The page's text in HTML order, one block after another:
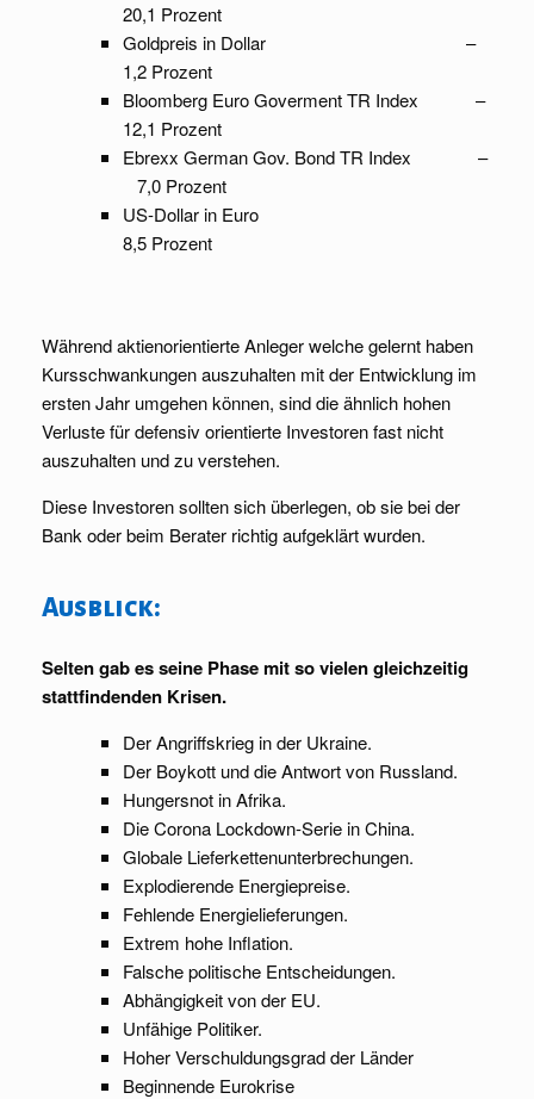
20,1 Prozent
Goldpreis in Dollar –
1,2 Prozent
Bloomberg Euro Goverment TR Index –
12,1 Prozent
Ebrexx German Gov. Bond TR Index –
7,0 Prozent
US-Dollar in Euro
8,5 Prozent
Während aktienorientierte Anleger welche gelernt haben
Kursschwankungen auszuhalten mit der Entwicklung im
ersten Jahr umgehen können, sind die ähnlich hohen
Verluste für defensiv orientierte Investoren fast nicht
auszuhalten und zu verstehen.
Diese Investoren sollten sich überlegen, ob sie bei der
Bank oder beim Berater richtig aufgeklärt wurden.
Ausblick:
Selten gab es seine Phase mit so vielen gleichzeitig
stattfindenden Krisen.
Der Angriffskrieg in der Ukraine.
Der Boykott und die Antwort von Russland.
Hungersnot in Afrika.
Die Corona Lockdown-Serie in China.
Globale Lieferkettenunterbrechungen.
Explodierende Energiepreise.
Fehlende Energielieferungen.
Extrem hohe Inflation.
Falsche politische Entscheidungen.
Abhängigkeit von der EU.
Unfähige Politiker.
Hoher Verschuldungsgrad der Länder
Beginnende Eurokrise